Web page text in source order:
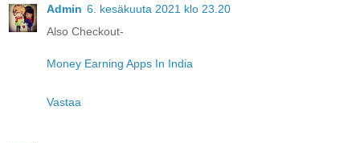
Admin 6. kesäkuuta 2021 klo 23.20
Also Checkout-
Money Earning Apps In India
Vastaa